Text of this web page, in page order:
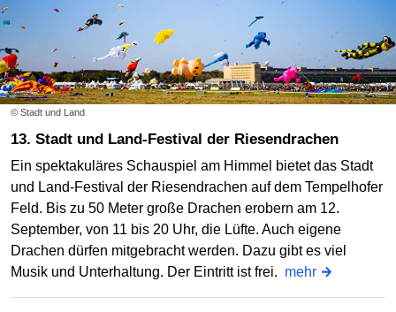
© Stadt und Land
13. Stadt und Land-Festival der Riesendrachen
Ein spektakuläres Schauspiel am Himmel bietet das Stadt
und Land-Festival der Riesendrachen auf dem Tempelhofer
Feld. Bis zu 50 Meter große Drachen erobern am 12.
September, von 11 bis 20 Uhr, die Lüfte. Auch eigene
Drachen dürfen mitgebracht werden. Dazu gibt es viel
Musik und Unterhaltung. Der Eintritt ist frei. mehr